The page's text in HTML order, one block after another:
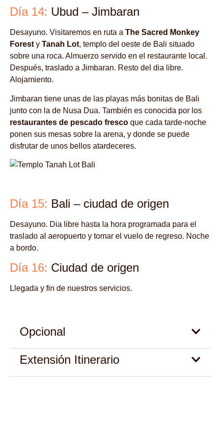
Día 14: Ubud – Jimbaran
Desayuno. Visitaremos en ruta a The Sacred Monkey
Forest y Tanah Lot, templo del oeste de Bali situado
sobre una roca. Almuerzo servido en el restaurante local.
Después, traslado a Jimbaran. Resto del dia libre.
Alojamiento.
Jimbaran tiene unas de las playas más bonitas de Bali
junto con la de Nusa Dua. También es conocida por los
restaurantes de pescado fresco que cada tarde-noche
ponen sus mesas sobre la arena, y donde se puede
disfrutar de unos bellos atardeceres.
Día 15: Bali – ciudad de origen
Desayuno. Dia libre hasta la hora programada para el
traslado al aeropuerto y tomar el vuelo de regreso. Noche
a bordo.
Día 16: Ciudad de origen
Llegada y fin de nuestros servicios.
Opcional
Extensión Itinerario